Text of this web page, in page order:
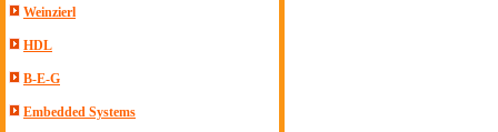
Weinzierl
HDL
B-E-G
Embedded Systems